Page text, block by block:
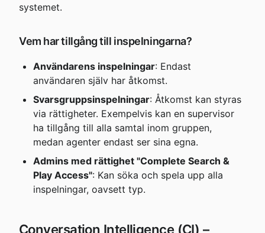
systemet.
Vem har tillgång till inspelningarna?
Användarens inspelningar: Endast
användaren själv har åtkomst.
Svarsgruppsinspelningar: Åtkomst kan styras
via rättigheter. Exempelvis kan en supervisor
ha tillgång till alla samtal inom gruppen,
medan agenter endast ser sina egna.
Admins med rättighet "Complete Search &
Play Access": Kan söka och spela upp alla
inspelningar, oavsett typ.
Conversation Intelligence (CI) –